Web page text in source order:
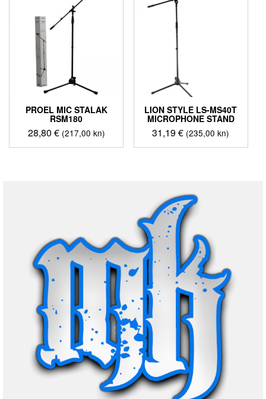
PROEL MIC STALAK
RSM180
28,80 € (217,00 kn)
LION STYLE LS-MS40T
MICROPHONE STAND
31,19€ (235,00 kn)